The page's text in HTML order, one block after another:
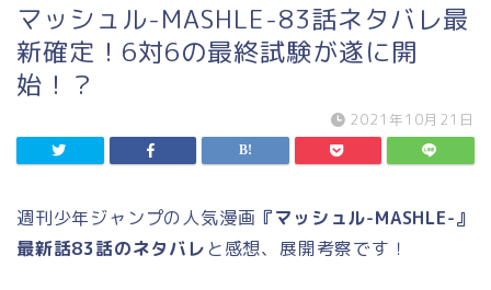
マッシュル-MASHLE-83話ネタバレ最
新確定！6対6の最終試験が遂に開
始！？
2021年10月21日
週刊少年ジャンプの人気漫画 『マッシュル-MASHLE-』
最新話83話のネタバレと感想、展開考察です！